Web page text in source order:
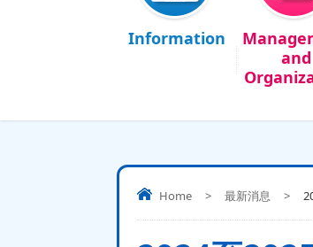
Information
and
Home > 最新消息 >